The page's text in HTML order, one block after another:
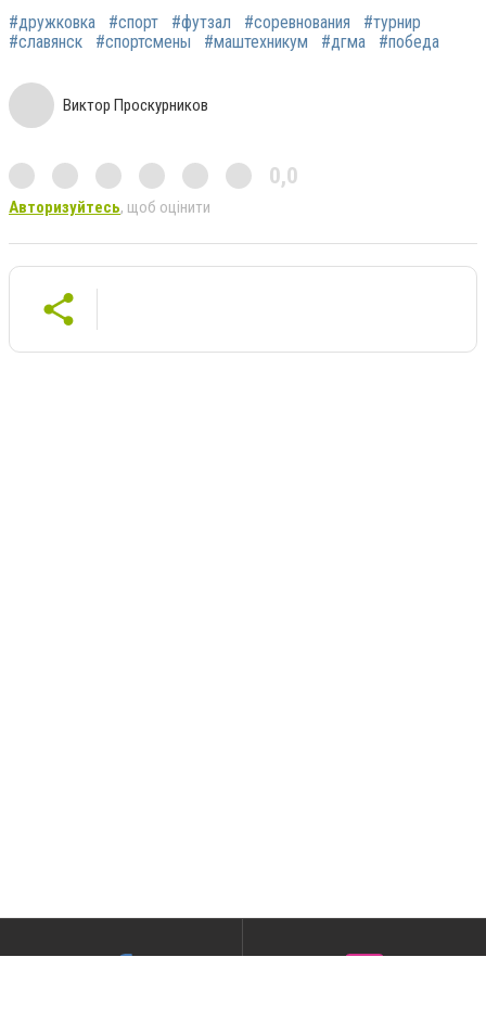
#дружковка #спорт #футзал #соревнования
#турнир
#славянск
#спортсмены #маштехникум #дгма #победа
Виктор Проскурников
0,0
Авторизуйтесь, щоб оцінити